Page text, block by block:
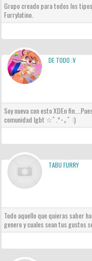
Grupo creado para todos los
Furrylatino.
DE TODO :V
Soy nueva con esto XDEn
comunidad lgbt ☆ﾟ.*･｡ﾟ :)
TABU FURRY
Todo aquello que quieras saber
genero y cuales sean tus gustos